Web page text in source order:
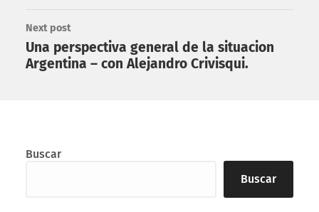
Next post
Una perspectiva general de la situacion
Argentina – con Alejandro Crivisqui.
Buscar
Buscar